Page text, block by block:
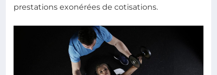
prestations exonérées de cotisations.